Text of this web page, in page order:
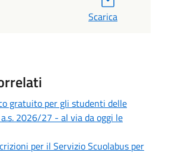
Scarica
gratuito per gli studenti delle
2026/27 - al via da oggi le
per il Servizio Scuolabus per